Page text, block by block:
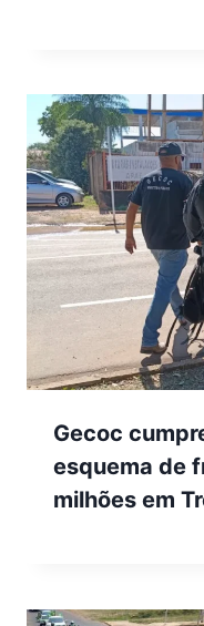
Gecoc
esquema de
milhões em